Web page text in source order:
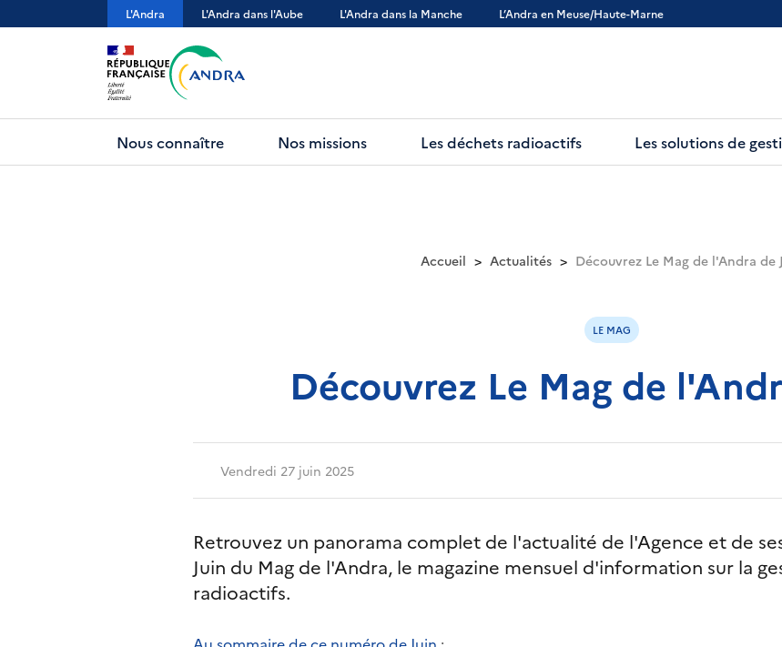
au
L'Andra L'Andra dans l'Aube L'Andra dans la Manche L’Andra en Meuse/Haute-Marne
Nous connaître Nos missions Les déchets radioactifs Les solutions de
Accueil Actualités Découvrez Le Mag de l'Andra de
LE MAG
Découvrez Le Mag de
Vendredi 27 juin 2025
Retrouvez un panorama complet de l'actualité de l'Agence et de
Juin du Mag de l'Andra, le magazine mensuel d'information sur la
radioactifs.